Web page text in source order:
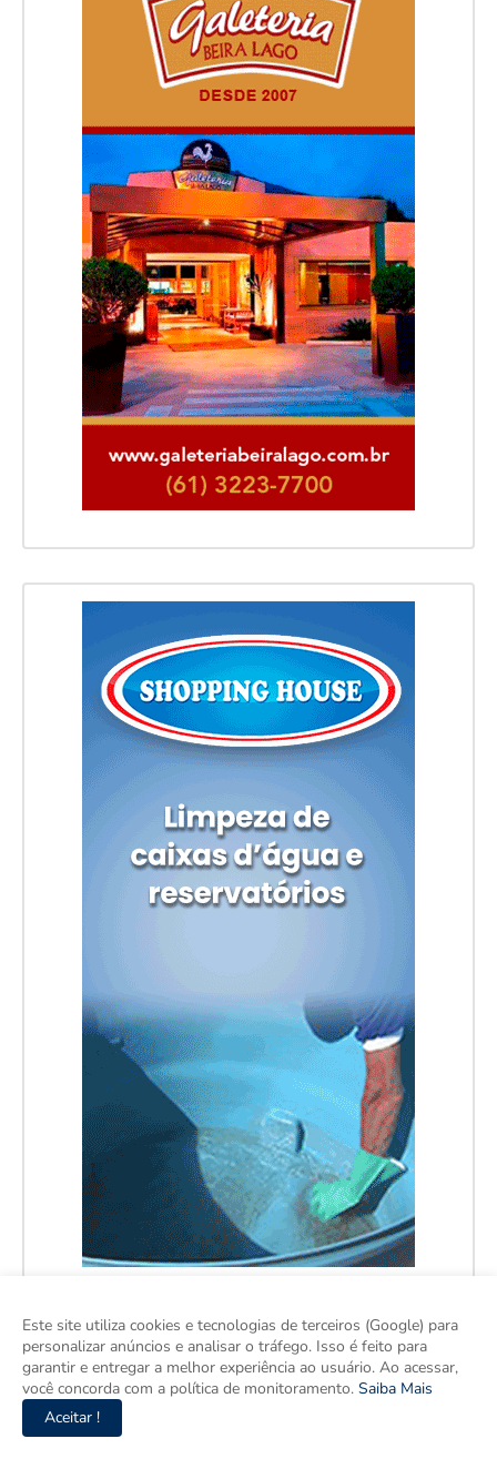
Este site utiliza cookies e tecnologias de terceiros (Google) para
personalizar anúncios e analisar o tráfego. Isso é feito para
garantir e entregar a melhor experiência ao usuário. Ao acessar,
você concorda com a política de monitoramento. Saiba Mais
Aceitar !